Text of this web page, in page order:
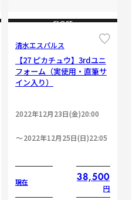
CLOSE
清水エスパルス
【27 ピカチュウ】3rdユニ
フォーム（実使用・直筆サ
イン入り）
2022年12月23日(金)20:00
2022年12月25日(日)22:05
現在 38,500
円